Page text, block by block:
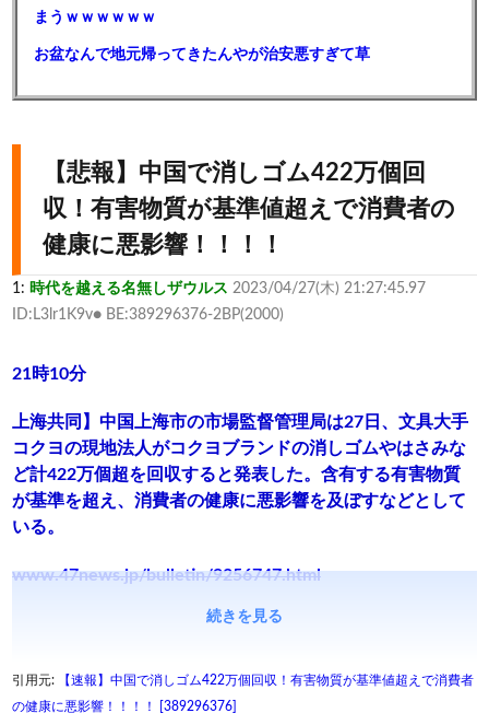
まうｗｗｗｗｗｗ
お盆なんで地元帰ってきたんやが治安悪すぎて草
【悲報】中国で消しゴム422万個回
収！有害物質が基準値超えで消費者の
健康に悪影響！！！！
1: 時代を越える名無しザウルス 2023/04/27(木) 21:27:45.97
ID:L3lr1K9v● BE:389296376-2BP(2000)
21時10分
上海共同】中国上海市の市場監督管理局は27日、文具大手
コクヨの現地法人がコクヨブランドの消しゴムやはさみな
ど計422万個超を回収すると発表した。含有する有害物質
が基準を超え、消費者の健康に悪影響を及ぼすなどとして
いる。
www.47news.jp/bulletin/9256747.html
引用元: 【速報】中国で消しゴム422万個回収！有害物質が基準値超えで消費者
の健康に悪影響！！！！ [389296376]
続きを見る